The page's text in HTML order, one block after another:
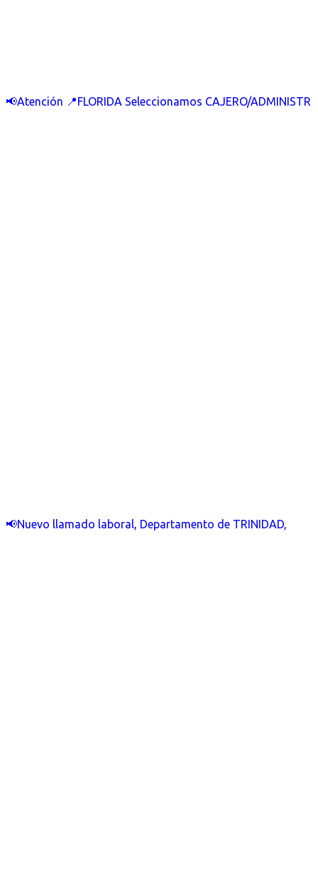
📢Atención 📍FLORIDA Seleccionamos CAJERO/ADMINISTR
📢Nuevo llamado laboral, Departamento de TRINIDAD,